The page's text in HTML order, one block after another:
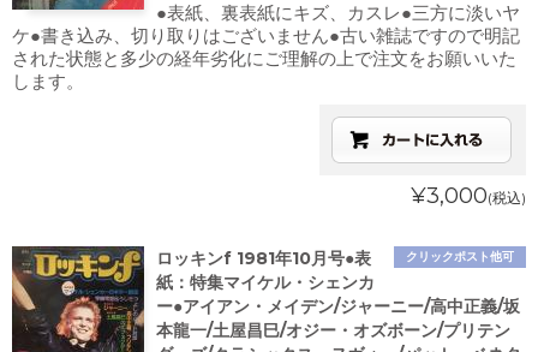
●表紙、裏表紙にキズ、カスレ●三方に淡いヤ
ケ●書き込み、切り取りはございません●古い雑誌ですので明記
された状態と多少の経年劣化にご理解の上で注文をお願いいた
します。
¥3,000(税込)
クリックポスト他可
ロッキンf 1981年10月号●表
紙：特集マイケル・シェンカ
ー●アイアン・メイデン/ジャーニー/高中正義/坂
本龍一/土屋昌巳/オジー・オズボーン/プリテン